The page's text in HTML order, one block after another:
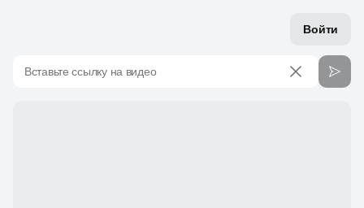
Войти
Вставьте ссылку на видео